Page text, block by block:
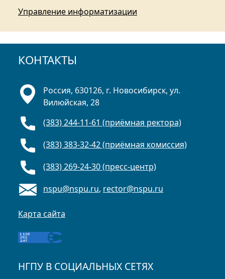
Управление информатизации
КОНТАКТЫ
Россия, 630126, г. Новосибирск, ул.
Вилюйская, 28
(383) 244-11-61 (приёмная ректора)
(383) 383-32-42 (приёмная комиссия)
(383) 269-24-30 (пресс-центр)
nspu@nspu.ru, rector@nspu.ru
Карта сайта
НГПУ В СОЦИАЛЬНЫХ СЕТЯХ